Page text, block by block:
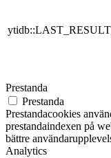
Prestanda
Prestanda
Prestandacookies
prestandaindexen på
bättre
Analytics